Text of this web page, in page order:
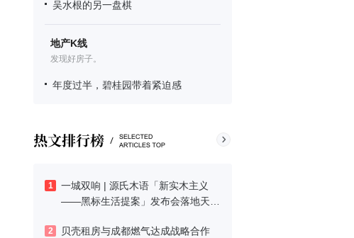
吴水根的另一盘棋
地产K线
发现好房子。
年度过半，碧桂园带着紧迫感
1
一城双响 | 源氏木语「新实木主义
——黑标生活提案」发布会落地天
2
贝壳租房与成都燃气达成战略合作